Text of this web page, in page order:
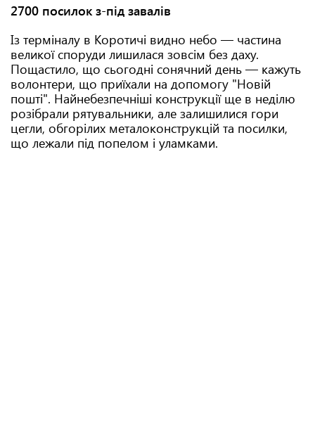
2700 посилок з-під завалів
Із терміналу в Коротичі видно небо — частина
великої споруди лишилася зовсім без даху.
Пощастило, що сьогодні сонячний день — кажуть
волонтери, що приїхали на допомогу "Новій
пошті". Найнебезпечніші конструкції ще в неділю
розібрали рятувальники, але залишилися гори
цегли, обгорілих металоконструкцій та посилки,
що лежали під попелом і уламками.